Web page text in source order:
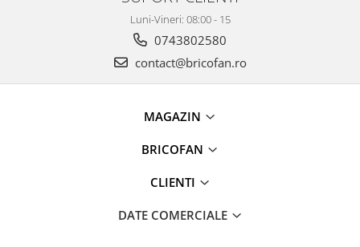
Cutii depozitare diverse
Cutii depozitare medicamente
Cutii pentru chei
Dulapuri si rafturi de depozitare
Organizatoare imbracaminte si
Perii si aparate scame
Luni-Vineri: 08:00 - 15
0743802580
contact@bricofan.ro
MAGAZIN
BRICOFAN
CLIENTI
DATE COMERCIALE